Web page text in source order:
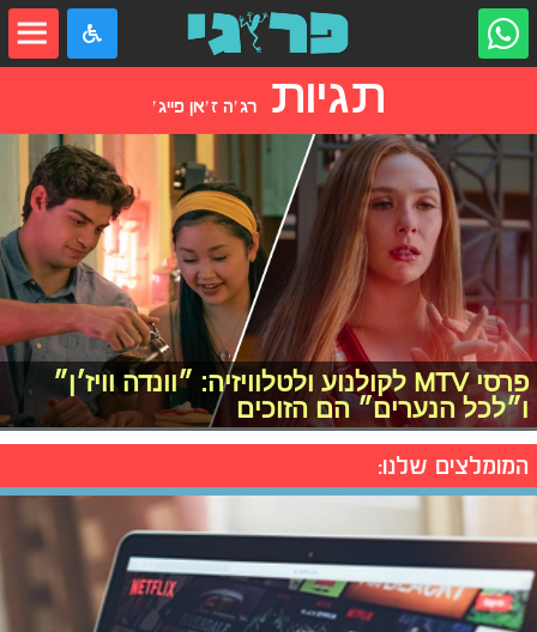
תגיותרג׳ה ז׳אן פייג׳
פרסי MTV לקולנוע ולטלוויזיה: ״וונדה וויז׳ן״
ו״לכל הנערים״ הם הזוכים
המומלצים שלנו: